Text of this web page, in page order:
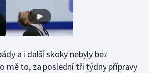
a i další skoky nebyly bez
mě to, za poslední tři týdny přípravy